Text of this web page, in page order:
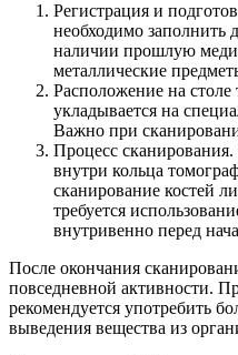
Регистрация и
необходимо заполнить
наличии прошлую
металлические
Расположение на
укладывается на
Важно при
Процесс
внутри кольца
сканирование костей
требуется
внутривенно перед
После окончания
повседневной активности.
рекомендуется употребить
выведения вещества из